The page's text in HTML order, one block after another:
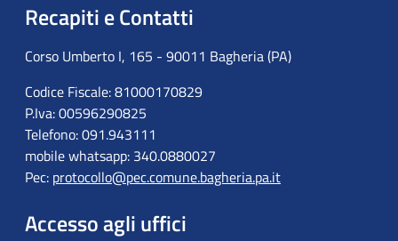
Recapiti e Contatti
Corso Umberto I, 165 - 90011 Bagheria (PA)
Codice Fiscale: 81000170829
P.Iva: 00596290825
Telefono: 091.943111
mobile whatsapp: 340.0880027
Pec: protocollo@pec.comune.bagheria.pa.it
Accesso agli uffici